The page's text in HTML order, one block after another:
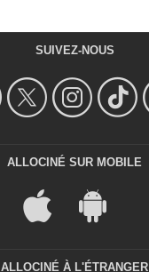
SUIVEZ-NOUS
ALLOCINÉ SUR MOBILE
ALLOCINÉ À L'ÉTRANGER